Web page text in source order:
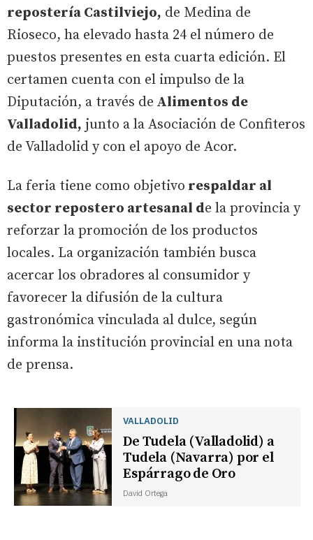
repostería Castilviejo, de Medina de
Rioseco, ha elevado hasta 24 el número de
puestos presentes en esta cuarta edición. El
certamen cuenta con el impulso de la
Diputación, a través de Alimentos de
Valladolid, junto a la Asociación de Confiteros
de Valladolid y con el apoyo de Acor.
La feria tiene como objetivo respaldar al
sector repostero artesanal de la provincia y
reforzar la promoción de los productos
locales. La organización también busca
acercar los obradores al consumidor y
favorecer la difusión de la cultura
gastronómica vinculada al dulce, según
informa la institución provincial en una nota
de prensa.
VALLADOLID
De Tudela (Valladolid) a
Tudela (Navarra) por el
Espárrago de Oro
David Ortega